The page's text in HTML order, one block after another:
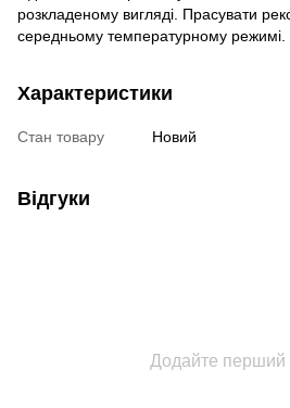
розкладеному вигляді. Прасувати
середньому температурному режимі.
Характеристики
Стан товару Новий
Відгуки
Додайте перший